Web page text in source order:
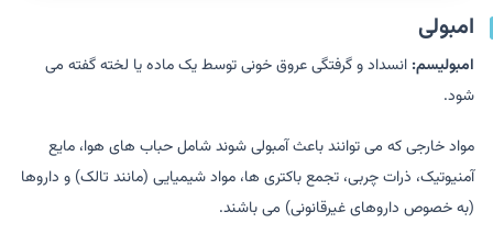
امبولی
امبولیسم: انسداد و گرفتگی عروق خونی توسط یک ماده یا لخته گفته می
شود.
مواد خارجی که می توانند باعث آمبولی شوند شامل حباب های هوا، مایع
آمنیوتیک، ذرات چربی، تجمع باکتری ها، مواد شیمیایی (مانند تالک) و داروها
(به خصوص داروهای غیرقانونی) می باشند.